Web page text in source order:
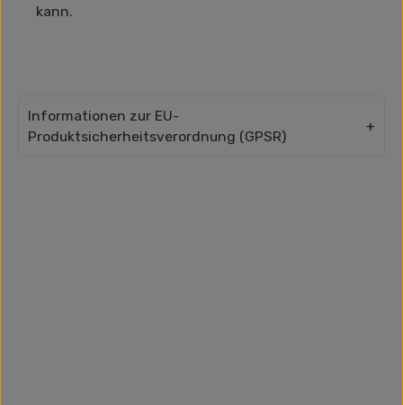
kann.
Informationen zur EU-
Produktsicherheitsverordnung (GPSR)